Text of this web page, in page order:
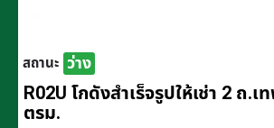
สถานะ ว่าง
R02U โกดังสำเร็จรูปให้เช่า 2 ถ.
ตรม.